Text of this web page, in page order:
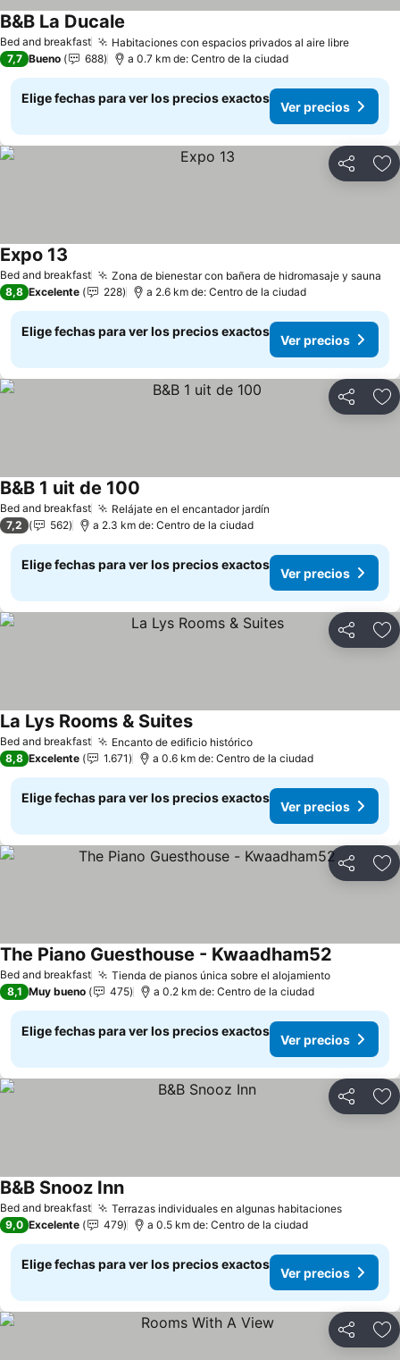
Bed and breakfast Habitaciones con espacios privados al aire libre
B&B La Ducale
7,7 Bueno 688 a 0.7 km de: Centro de la ciudad
Elige fechas para ver los precios exactos
Ver precios
Compartir
Bed and breakfast Zona de bienestar con bañera de hidromasaje y sauna
Expo 13
8,8 Excelente 228 a 2.6 km de: Centro de la ciudad
Elige fechas para ver los precios exactos
Ver precios
Compartir
Bed and breakfast Relájate en el encantador jardín
B&B 1 uit de 100
7,2 562 a 2.3 km de: Centro de la ciudad
Elige fechas para ver los precios exactos
Ver precios
Compartir
Bed and breakfast Encanto de edificio histórico
La Lys Rooms & Suites
8,8 Excelente 1.671 a 0.6 km de: Centro de la ciudad
Elige fechas para ver los precios exactos
Ver precios
Compartir
Bed and breakfast Tienda de pianos única sobre el alojamiento
The Piano Guesthouse - Kwaadham52
8,1 Muy bueno 475 a 0.2 km de: Centro de la ciudad
Elige fechas para ver los precios exactos
Ver precios
Compartir
Bed and breakfast Terrazas individuales en algunas habitaciones
B&B Snooz Inn
9,0 Excelente 479 a 0.5 km de: Centro de la ciudad
Elige fechas para ver los precios exactos
Ver precios
Compartir